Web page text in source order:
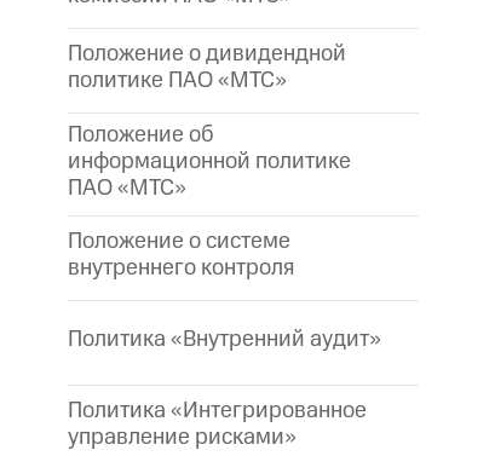
Положение о дивидендной
политике ПАО «МТС»
Положение об
информационной политике
ПАО «МТС»
Положение о системе
внутреннего контроля
Политика «Внутренний аудит»
Политика «Интегрированное
управление рисками»